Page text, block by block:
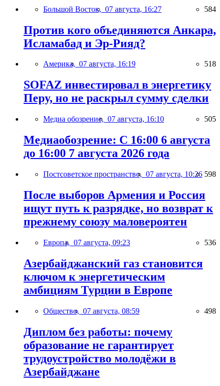
Большой Восток, 07 августа, 16:27 584
Против кого объединяются Анкара,
Исламабад и Эр-Рияд?
Америка, 07 августа, 16:19 518
SOFAZ инвестировал в энергетику
Перу, но не раскрыл сумму сделки
Медиа обозрение, 07 августа, 16:10 505
Медиаобозрение: С 16:00 6 августа
до 16:00 7 августа 2026 года
Постсоветское пространство, 07 августа, 10:26 598
После выборов Армения и Россия
ищут путь к разрядке, но возврат к
прежнему союзу маловероятен
Европа, 07 августа, 09:23 536
Азербайджанский газ становится
ключом к энергетическим
амбициям Турции в Европе
Общество, 07 августа, 08:59 498
Диплом без работы: почему
образование не гарантирует
трудоустройство молодёжи в
Азербайджане